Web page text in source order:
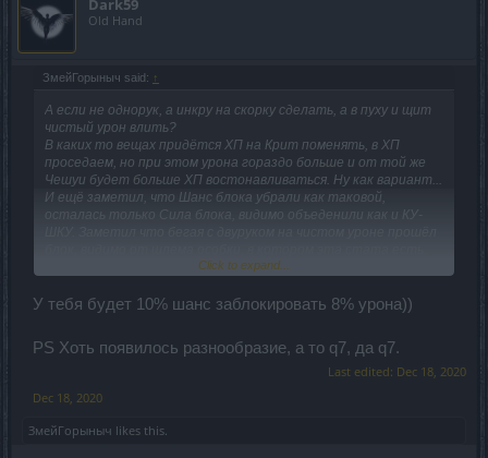
Dark59
Old Hand
ЗмейГорыныч said: ↑
А если не однорук, а инкру на скорку сделать, а в пуху и щит
чистый урон влить?
В каких то вещах придётся ХП на Крит поменять, в ХП
проседаем, но при этом урона гораздо больше и от той же
Чешуи будет больше ХП востонавливаться. Ну как вариант...
И ещё заметил, что Шанс блока убрали как таковой,
осталась только Сила блока, видимо объеденили как и КУ-
Думаю руны на блок вставить и камушков штук 5 хотябы.
Click to expand...
У тебя будет 10% шанс заблокировать 8% урона))
PS Хоть появилось разнообразие, а то q7, да q7.
Last edited: Dec 18, 2020
Dec 18, 2020
ЗмейГорыныч likes this.